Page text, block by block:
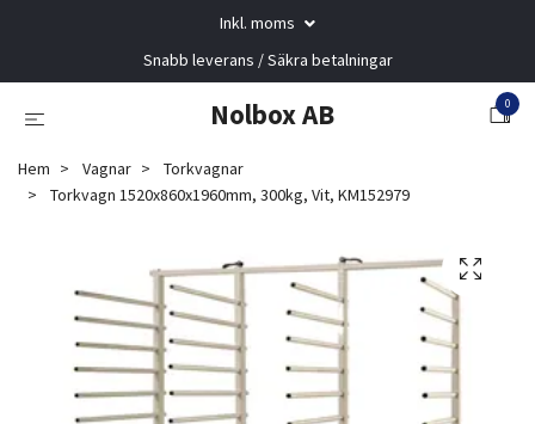
Inkl. moms
Snabb leverans / Säkra betalningar
Nolbox AB 0
Hem Vagnar
Torkvagnar
Torkvagn 1520x860x1960mm, 300kg, Vit, KM152979